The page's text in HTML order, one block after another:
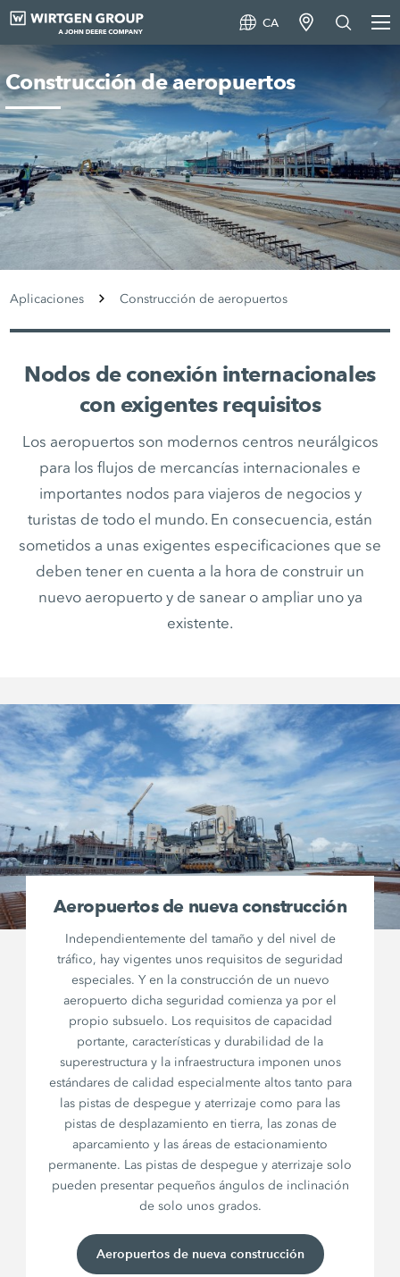
CA
Construcción de aeropuertos
Aplicaciones Construcción de aeropuertos
Nodos de conexión internacionales
con exigentes requisitos
Los aeropuertos son modernos centros neurálgicos
para los flujos de mercancías internacionales e
importantes nodos para viajeros de negocios y
turistas de todo el mundo. En consecuencia, están
sometidos a unas exigentes especificaciones que se
deben tener en cuenta a la hora de construir un
nuevo aeropuerto y de sanear o ampliar uno ya
existente.
Aeropuertos de nueva construcción
Independientemente del tamaño y del nivel de
tráfico, hay vigentes unos requisitos de seguridad
especiales. Y en la construcción de un nuevo
aeropuerto dicha seguridad comienza ya por el
propio subsuelo. Los requisitos de capacidad
portante, características y durabilidad de la
superestructura y la infraestructura imponen unos
estándares de calidad especialmente altos tanto para
las pistas de despegue y aterrizaje como para las
pistas de desplazamiento en tierra, las zonas de
aparcamiento y las áreas de estacionamiento
permanente. Las pistas de despegue y aterrizaje solo
pueden presentar pequeños ángulos de inclinación
de solo unos grados.
Aeropuertos de nueva construcción